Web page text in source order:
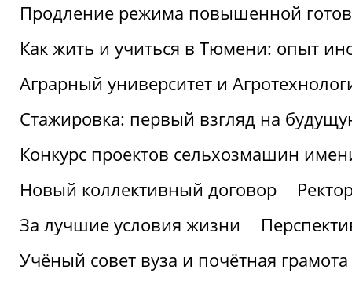
Продление режима повышенной
Как жить и учиться в Тюмени: опыт
Аграрный университет и
Стажировка: первый взгляд на
Конкурс проектов сельхозмашин
Новый коллективный договор
За лучшие условия жизни
Учёный совет вуза и почётная